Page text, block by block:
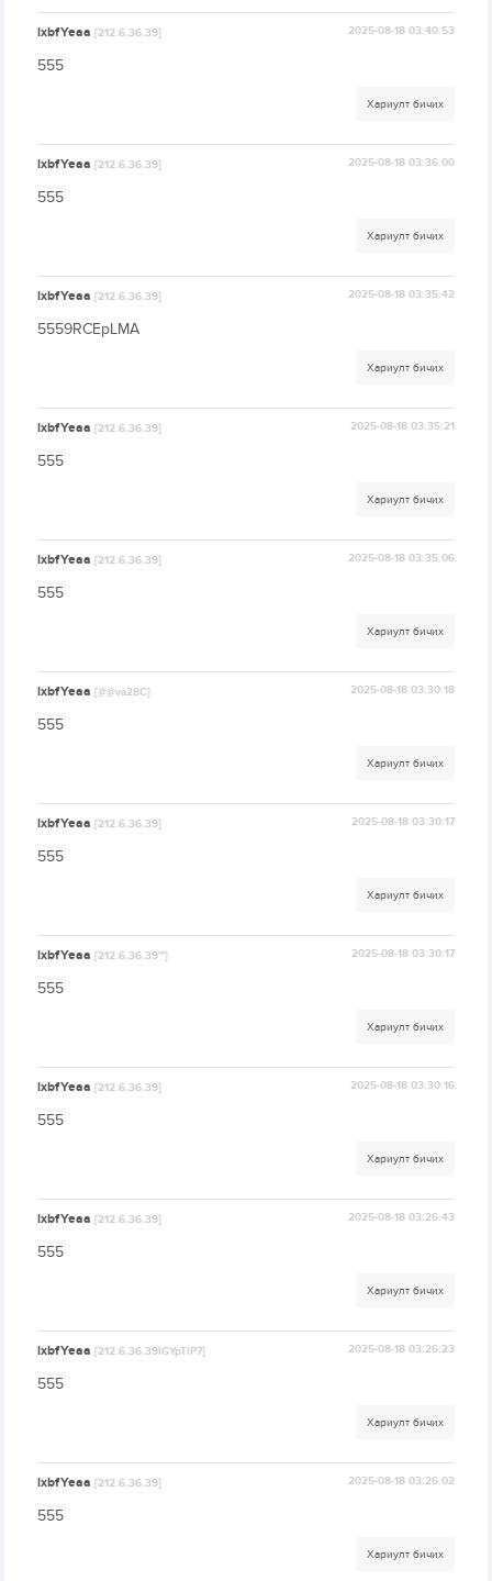
lxbfYeaa[212.6.36.39] 2025-08-18 03:40:53
555
Хариулт бичих
lxbfYeaa[212.6.36.39] 2025-08-18 03:36:00
555
Хариулт бичих
lxbfYeaa[212.6.36.39] 2025-08-18 03:35:42
5559RCEpLMA
Хариулт бичих
lxbfYeaa[212.6.36.39] 2025-08-18 03:35:21
555
Хариулт бичих
lxbfYeaa[212.6.36.39] 2025-08-18 03:35:06
555
Хариулт бичих
lxbfYeaa[@@va28C] 2025-08-18 03:30:18
555
Хариулт бичих
lxbfYeaa[212.6.36.39] 2025-08-18 03:30:17
555
Хариулт бичих
lxbfYeaa[212.6.36.39'"] 2025-08-18 03:30:17
555
Хариулт бичих
lxbfYeaa[212.6.36.39] 2025-08-18 03:30:16
555
Хариулт бичих
lxbfYeaa[212.6.36.39] 2025-08-18 03:26:43
555
Хариулт бичих
lxbfYeaa[212.6.36.39IGYpTlP7] 2025-08-18 03:26:23
555
Хариулт бичих
lxbfYeaa[212.6.36.39] 2025-08-18 03:26:02
555
Хариулт бичих